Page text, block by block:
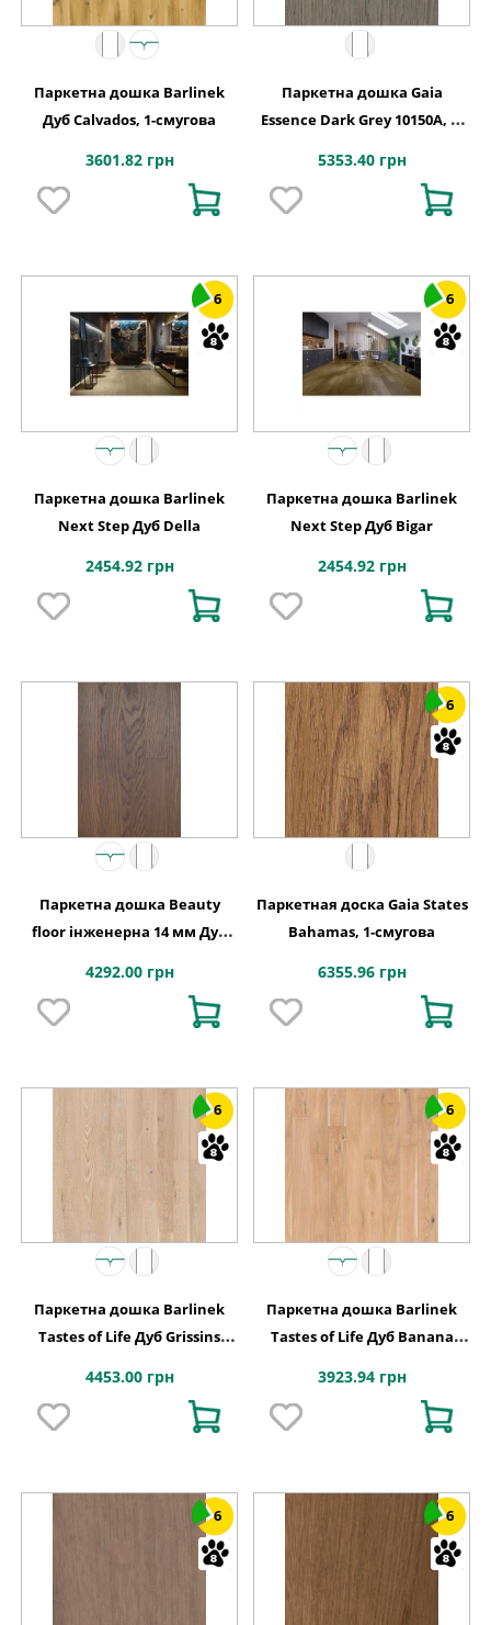
Паркетна дошка Barlinek
Дуб Calvados, 1-смугова
3601.82 грн
Паркетна дошка Gaia
Essence Dark Grey 10150A, 1-
5353.40 грн
6
Паркетна дошка Barlinek
Next Step Дуб Della
2454.92 грн
6
Паркетна дошка Barlinek
Next Step Дуб Bigar
2454.92 грн
Паркетна дошка Beauty
floor інженерна 14 мм Дуб
4292.00 грн
6
Паркетная доска Gaia States
Bahamas, 1-смугова
6355.96 грн
6
Паркетна дошка Barlinek
Tastes of Life Дуб Grissins
4453.00 грн
6
Паркетна дошка Barlinek
Tastes of Life Дуб Banana
3923.94 грн
6 6